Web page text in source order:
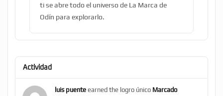
ti se abre todo el universo de La Marca de
Odín para explorarlo.
Actividad
luis puente earned the logro único Marcado